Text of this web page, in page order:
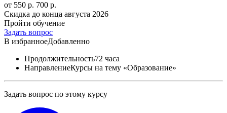
от 550 р. 700 р.
Скидка до конца августа 2026
Пройти обучение
Задать вопрос
В избранноеДобавленно
Продолжительность72 часа
НаправлениеКурсы на тему «Образование»
Задать вопрос по этому курсу